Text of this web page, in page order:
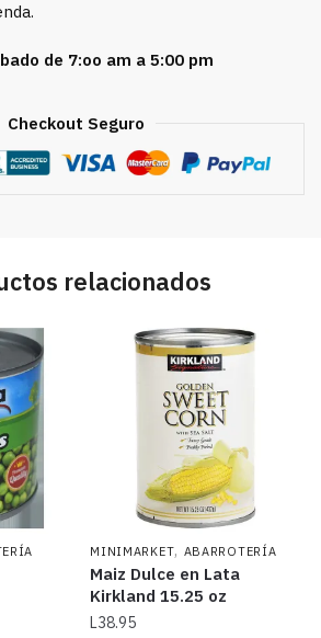
de 7:oo am a 5:00 pm
Checkout Seguro
relacionados
MINIMARKET, ABARROTERÍA
Maiz Dulce en Lata
Kirkland 15.25 oz
L38.95